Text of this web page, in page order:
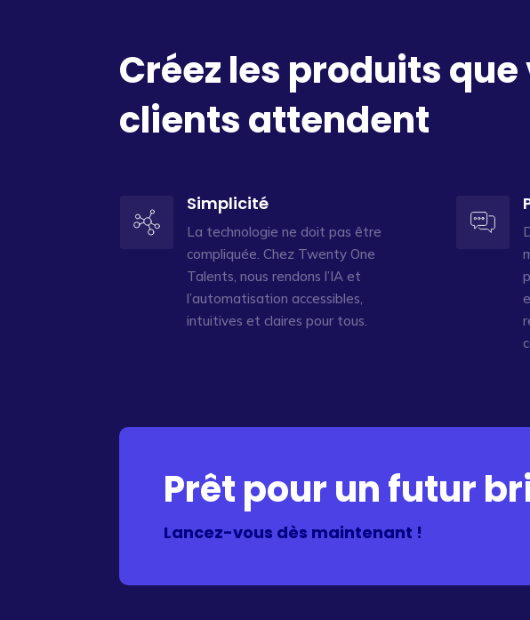
Créez les produits que
clients attendent
Simplicité
La technologie ne doit pas être
compliquée. Chez Twenty One
Talents, nous rendons l’IA et
l’automatisation accessibles,
intuitives et claires pour tous.
Prêt pour un futur
Lancez-vous dès maintenant !